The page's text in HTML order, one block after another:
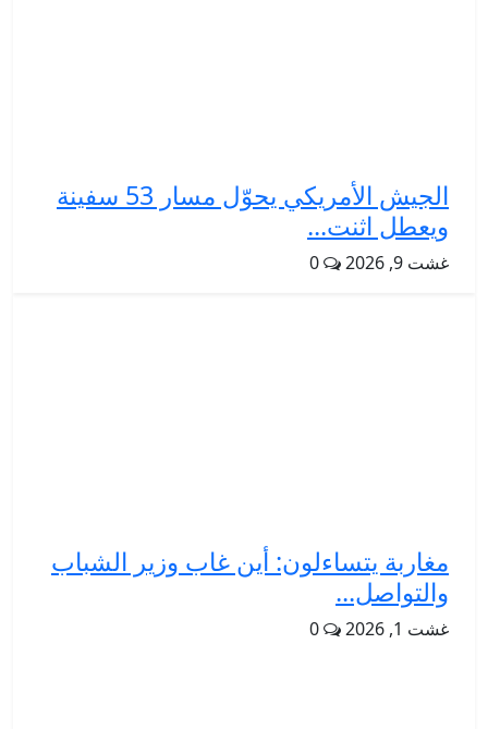
الجيش الأمريكي يحوّل مسار 53 سفينة
ويعطل اثنت...
غشت 9, 2026 0
مغاربة يتساءلون: أين غاب وزير الشباب
والتواصل...
غشت 1, 2026 0